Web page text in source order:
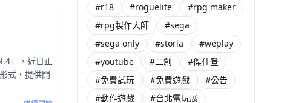
」，近日正
式，提供開
#r18
#roguelite
#rpg maker
#rpg製作大師
#sega
#sega only
#storia
#weplay
#youtube
#二創
#傑仕登
#免費試玩
#免費遊戲
#公告
#動作遊戲
#台北電玩展